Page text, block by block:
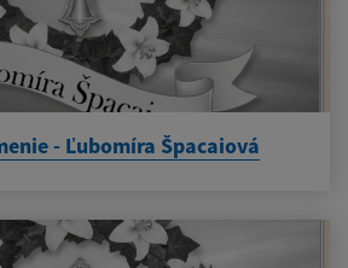
- Ľubomíra Špacaiová